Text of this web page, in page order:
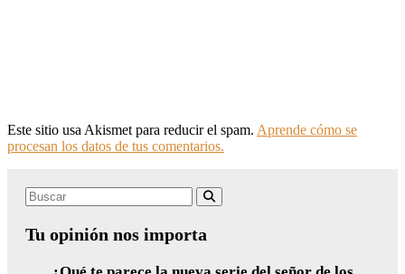
Este sitio usa Akismet para reducir el spam. Aprende cómo se
procesan los datos de tus comentarios.
Search
Tu opinión nos importa